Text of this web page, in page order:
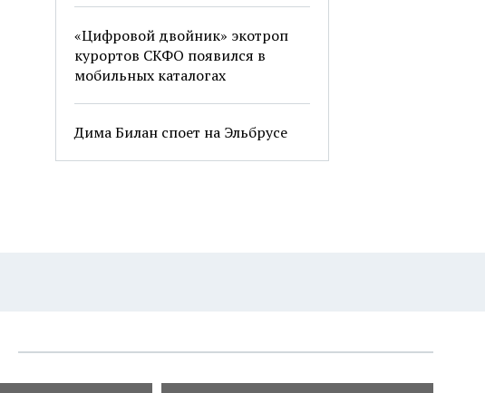
«Цифровой двойник» экотроп
курортов СКФО появился в
мобильных каталогах
Дима Билан споет на Эльбрусе